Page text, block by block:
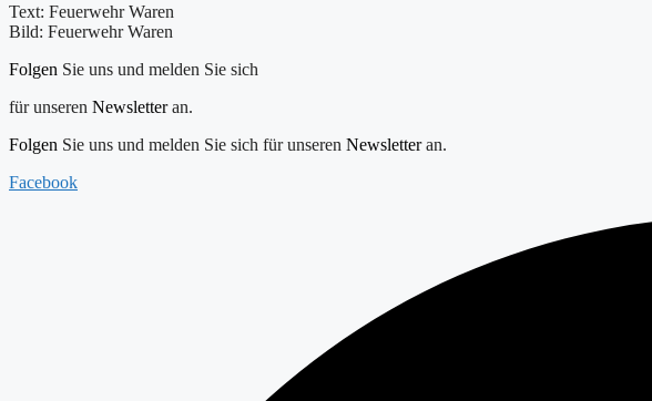
Text: Feuerwehr Waren
Bild: Feuerwehr Waren
Folgen Sie uns und melden Sie sich
für unseren Newsletteran.
Folgen Sie uns und melden Sie sich für unseren Newsletteran.
Facebook